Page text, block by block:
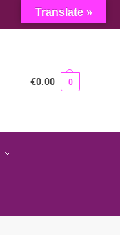
€0.00 0
Translate »